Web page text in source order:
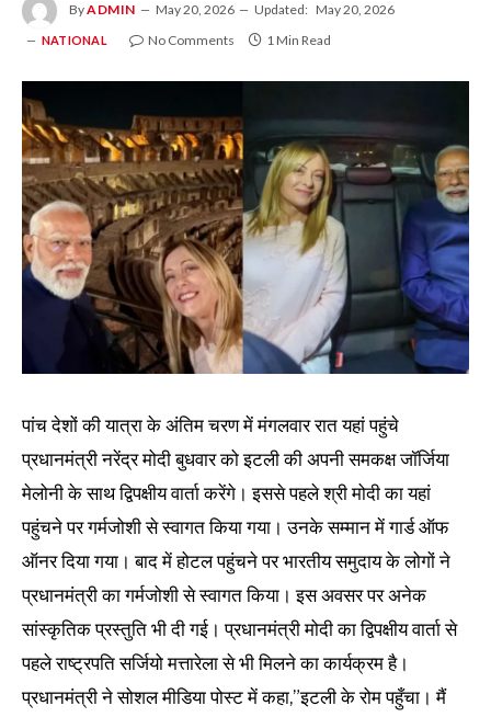
ByADMIN May 20, 2026 Updated: May 20, 2026
NATIONAL No Comments 1 Min Read
पांच देशों की यात्रा के अंतिम चरण में मंगलवार रात यहां पहुंचे
प्रधानमंत्री नरेंद्र मोदी बुधवार को इटली की अपनी समकक्ष जॉर्जिया
मेलोनी के साथ द्विपक्षीय वार्ता करेंगे। इससे पहले श्री मोदी का यहां
पहुंचने पर गर्मजोशी से स्वागत किया गया। उनके सम्मान में गार्ड ऑफ
ऑनर दिया गया। बाद में होटल पहुंचने पर भारतीय समुदाय के लोगों ने
प्रधानमंत्री का गर्मजोशी से स्वागत किया। इस अवसर पर अनेक
सांस्कृतिक प्रस्तुति भी दी गई। प्रधानमंत्री मोदी का द्विपक्षीय वार्ता से
पहले राष्ट्रपति सर्जियो मत्तारेला से भी मिलने का कार्यक्रम है।
प्रधानमंत्री ने सोशल मीडिया पोस्ट में कहा,”इटली के रोम पहुँचा। मैं